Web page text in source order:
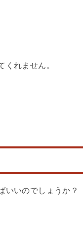
くれません。
いいのでしょうか？